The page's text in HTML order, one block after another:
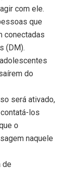
com ele.
que
conectadas
(DM).
do
será ativado,
los
o
naquele
de